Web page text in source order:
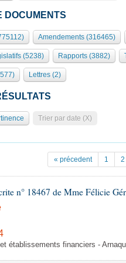
DOCUMENTS
Amendements (316465)
(5238) Rapports (3882)
Lettres (2)
Trier par date (X)
« précedent 1 2
n° 18467 de Mme Félicie
établissements financiers -